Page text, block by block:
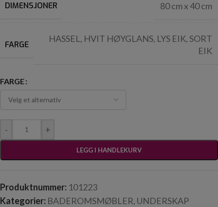
DIMENSJONER 80 cm x 40 cm
FARGE
HASSEL, HVIT HØYGLANS, LYS EIK, SORT
EIK
FARGE
- +
LEGG I HANDLEKURV
Produktnummer: 101223
Kategorier: BADEROMSMØBLER, UNDERSKAP